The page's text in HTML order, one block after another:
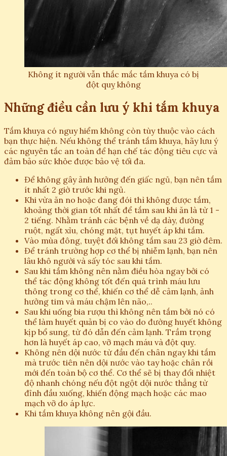
Không ít người vẫn thắc mắc tắm khuya có bị
đột quỵ không
Những điều cần lưu ý khi tắm khuya
Tắm khuya có nguy hiểm không còn tùy thuộc vào cách
bạn thực hiện. Nếu không thể tránh tắm khuya, hãy lưu ý
các nguyên tắc an toàn để hạn chế tác động tiêu cực và
đảm bảo sức khỏe được bảo vệ tối đa.
Để không gây ảnh hưởng đến giấc ngủ, bạn nên tắm
ít nhất 2 giờ trước khi ngủ.
Khi vừa ăn no hoặc đang đói thì không được tắm,
khoảng thời gian tốt nhất để tắm sau khi ăn là từ 1 -
2 tiếng. Nhằm tránh các bệnh về dạ dày, đường
ruột, ngất xỉu, chóng mặt, tụt huyết áp khi tắm.
Vào mùa đông, tuyệt đối không tắm sau 23 giờ đêm.
Để tránh trường hợp cơ thể bị nhiễm lạnh, bạn nên
lâu khô người và sấy tóc sau khi tắm.
Sau khi tắm không nên nằm điều hòa ngay bởi có
thể tác động không tốt đến quá trình máu lưu
thông trong cơ thể, khiến cơ thể dễ cảm lạnh, ảnh
hưởng tim và máu chậm lên não,..
Sau khi uống bia rượu thì không nên tắm bởi nó có
thể làm huyết quản bị co vào do đường huyết không
kịp bổ sung, từ đó dẫn đến cảm lạnh. Trầm trọng
hơn là huyết áp cao, vỡ mạch máu và đột quỵ.
Không nên dội nước từ đầu đến chân ngay khi tắm
mà trước tiên nên dội nước vào tay hoặc chân rồi
mới đến toàn bộ cơ thể. Cơ thể sẽ bị thay đổi nhiệt
độ nhanh chóng nếu đột ngột dội nước thẳng từ
đỉnh đầu xuống, khiến động mạch hoặc các mao
mạch vỡ do áp lực.
Khi tắm khuya không nên gội đầu.